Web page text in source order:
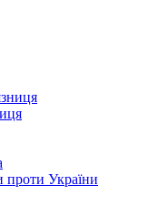
проти України